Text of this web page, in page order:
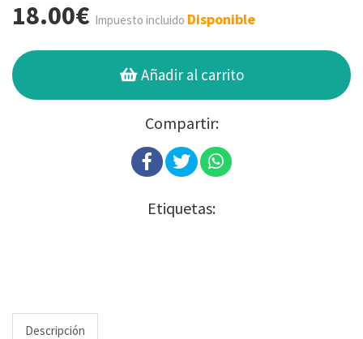
18.00€ Impuesto incluido Disponible
Añadir al carrito
Compartir:
Etiquetas:
Descripción